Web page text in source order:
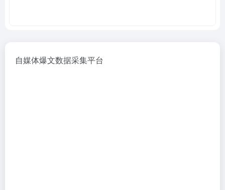
自媒体爆文数据采集平台